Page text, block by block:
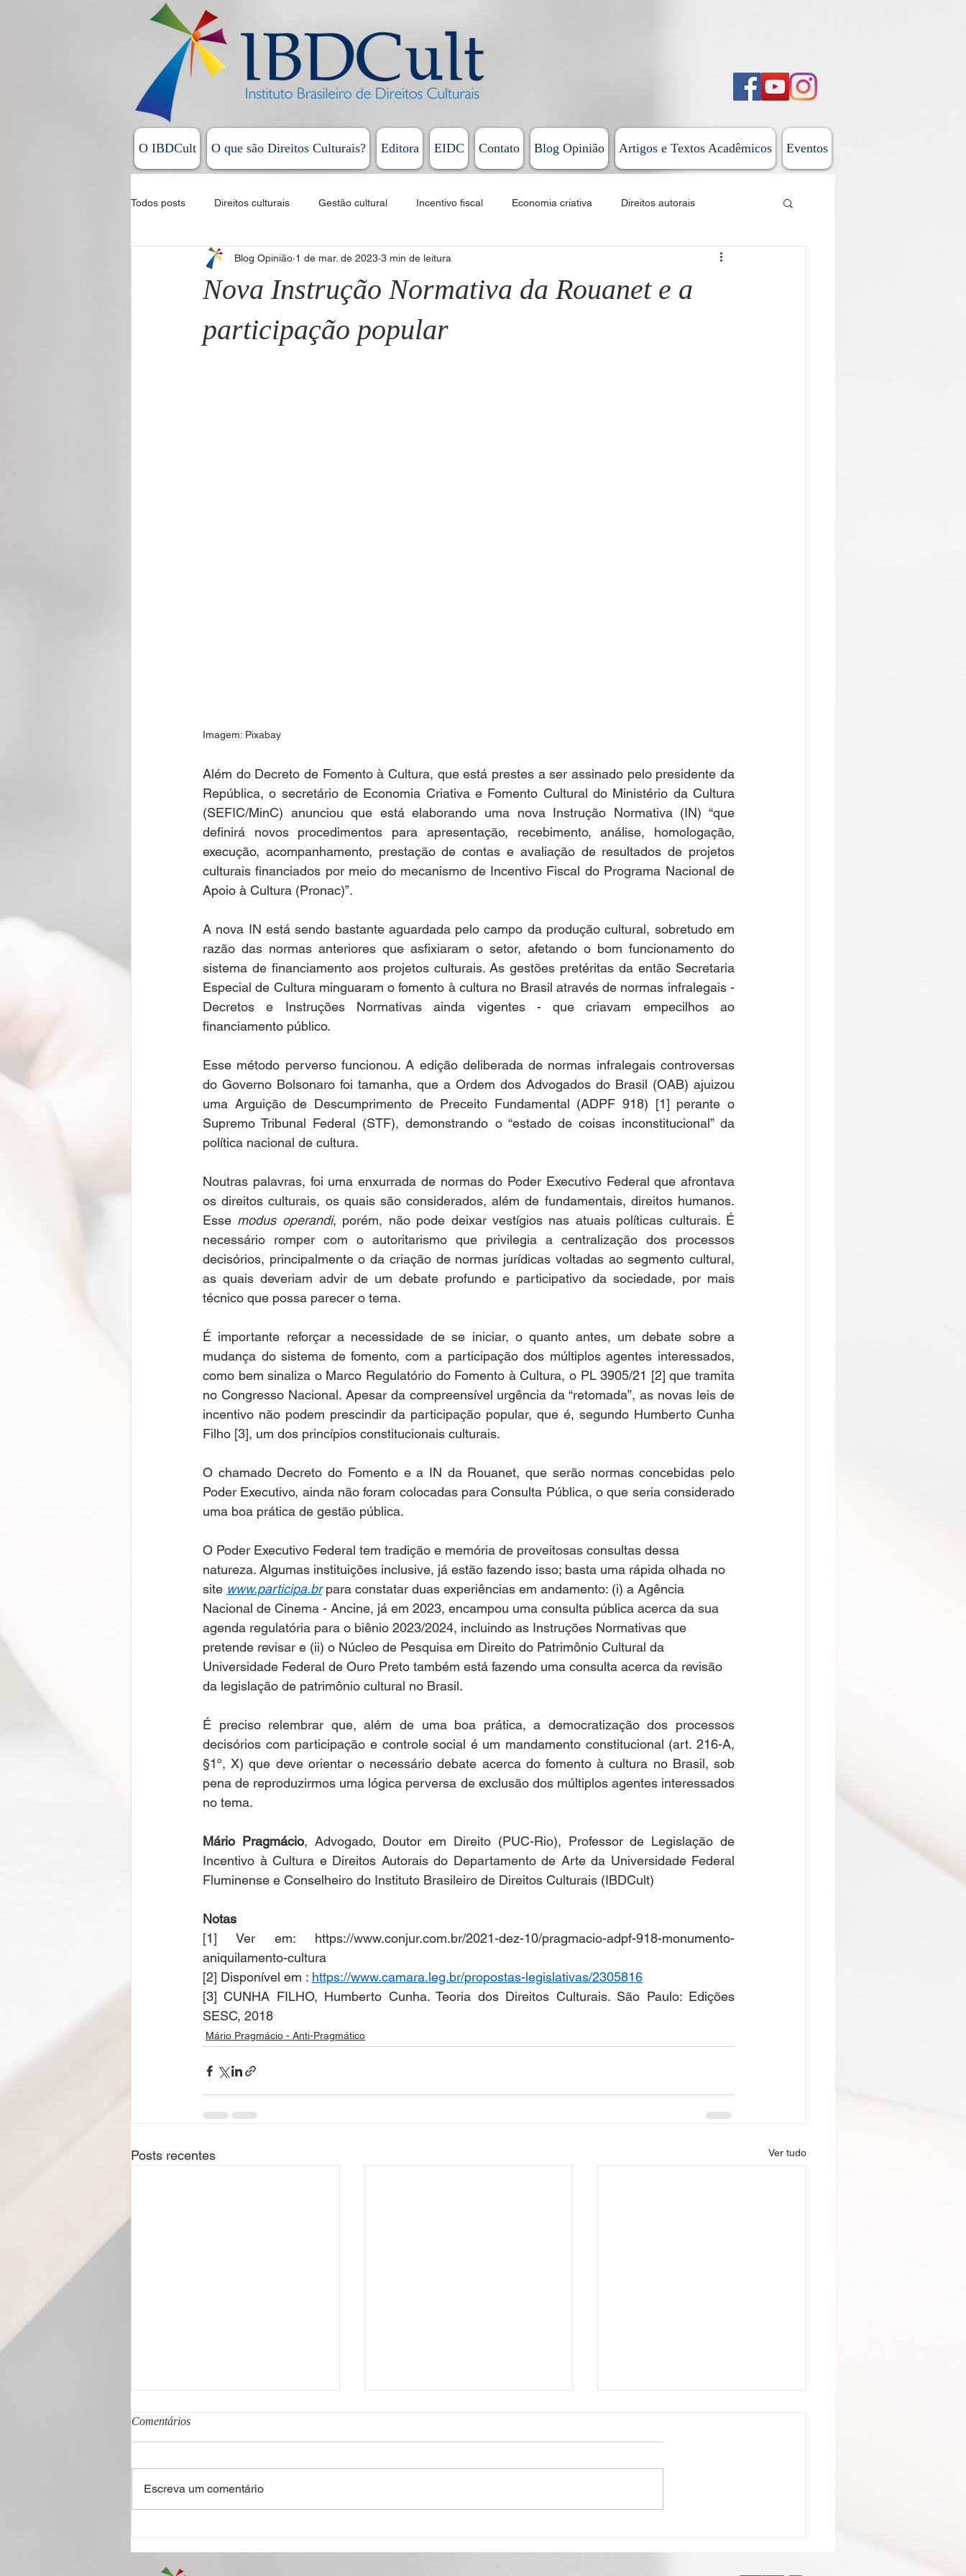
O IBDCult O que são Direitos Culturais? Editora EIDC Contato Blog Opinião Artigos e Textos Acadêmicos Eventos
Todos posts Direitos culturais Gestão cultural Incentivo fiscal Economia criativa Direitos autorais
Sistema Nacional de Cultura Educação Cursos
Humberto Cunha - Coluna Persona
Nova Instrução Normativa da Rouanet e a
participação popular
Blog Opinião 1 de mar. de 2023 3 min de leitura
Imagem: Pixabay
Além do Decreto de Fomento à Cultura, que está prestes a ser assinado pelo presidente da
República, o secretário de Economia Criativa e Fomento Cultural do Ministério da Cultura
(SEFIC/MinC) anunciou que está elaborando uma nova Instrução Normativa (IN) “que
definirá novos procedimentos para apresentação, recebimento, análise, homologação,
execução, acompanhamento, prestação de contas e avaliação de resultados de projetos
culturais financiados por meio do mecanismo de Incentivo Fiscal do Programa Nacional de
Apoio à Cultura (Pronac)”.
A nova IN está sendo bastante aguardada pelo campo da produção cultural, sobretudo em
razão das normas anteriores que asfixiaram o setor, afetando o bom funcionamento do
sistema de financiamento aos projetos culturais. As gestões pretéritas da então Secretaria
Especial de Cultura minguaram o fomento à cultura no Brasil através de normas infralegais -
Decretos e Instruções Normativas ainda vigentes - que criavam empecilhos ao
financiamento público.
Esse método perverso funcionou. A edição deliberada de normas infralegais controversas
do Governo Bolsonaro foi tamanha, que a Ordem dos Advogados do Brasil (OAB) ajuizou
uma Arguição de Descumprimento de Preceito Fundamental (ADPF 918) [1] perante o
Supremo Tribunal Federal (STF), demonstrando o “estado de coisas inconstitucional” da
política nacional de cultura.
Noutras palavras, foi uma enxurrada de normas do Poder Executivo Federal que afrontava
os direitos culturais, os quais são considerados, além de fundamentais, direitos humanos.
Esse modus operandi, porém, não pode deixar vestígios nas atuais políticas culturais. É
necessário romper com o autoritarismo que privilegia a centralização dos processos
decisórios, principalmente o da criação de normas jurídicas voltadas ao segmento cultural,
as quais deveriam advir de um debate profundo e participativo da sociedade, por mais
técnico que possa parecer o tema.
É importante reforçar a necessidade de se iniciar, o quanto antes, um debate sobre a
mudança do sistema de fomento, com a participação dos múltiplos agentes interessados,
como bem sinaliza o Marco Regulatório do Fomento à Cultura, o PL 3905/21 [2] que tramita
no Congresso Nacional. Apesar da compreensível urgência da “retomada”, as novas leis de
incentivo não podem prescindir da participação popular, que é, segundo Humberto Cunha
Filho [3], um dos princípios constitucionais culturais.
O chamado Decreto do Fomento e a IN da Rouanet, que serão normas concebidas pelo
Poder Executivo, ainda não foram colocadas para Consulta Pública, o que seria considerado
uma boa prática de gestão pública.
O Poder Executivo Federal tem tradição e memória de proveitosas consultas dessa
natureza. Algumas instituições inclusive, já estão fazendo isso; basta uma rápida olhada no
site www.participa.br para constatar duas experiências em andamento: (i) a Agência
Nacional de Cinema - Ancine, já em 2023, encampou uma consulta pública acerca da sua
agenda regulatória para o biênio 2023/2024, incluindo as Instruções Normativas que
pretende revisar e (ii) o Núcleo de Pesquisa em Direito do Patrimônio Cultural da
Universidade Federal de Ouro Preto também está fazendo uma consulta acerca da revisão
da legislação de patrimônio cultural no Brasil.
É preciso relembrar que, além de uma boa prática, a democratização dos processos
decisórios com participação e controle social é um mandamento constitucional (art. 216-A,
§1º, X) que deve orientar o necessário debate acerca do fomento à cultura no Brasil, sob
pena de reproduzirmos uma lógica perversa de exclusão dos múltiplos agentes interessados
no tema.
Mário Pragmácio, Advogado, Doutor em Direito (PUC-Rio), Professor de Legislação de
Incentivo à Cultura e Direitos Autorais do Departamento de Arte da Universidade Federal
Fluminense e Conselheiro do Instituto Brasileiro de Direitos Culturais (IBDCult)
Notas
[1] Ver em: https://www.conjur.com.br/2021-dez-10/pragmacio-adpf-918-monumento-
aniquilamento-cultura
[2] Disponível em : https://www.camara.leg.br/propostas-legislativas/2305816
[3] CUNHA FILHO, Humberto Cunha. Teoria dos Direitos Culturais. São Paulo: Edições
SESC, 2018
Mário Pragmácio - Anti-Pragmático
Posts recentes Ver tudo
Comentários
Escreva um comentário